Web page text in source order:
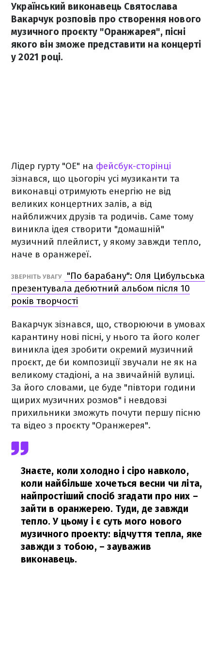
Український виконавець Святослава
Вакарчук розповів про створення нового
музичного проєкту "Оранжарея", пісні
якого він зможе представити на концерті
у 2021 році.
Лідер гурту "ОЕ" на фейсбук-сторінці
зізнався, що цьогоріч усі музиканти та
виконавці отримують енергію не від
великих концертних залів, а від
найближчих друзів та родичів. Саме тому
виникла ідея створити "домашній"
музичний плейлист, у якому завжди тепло,
наче в оранжереї.
ЗВЕРНІТЬ УВАГУ
"По барабану": Оля Цибульська
презентувала дебютний альбом після 10
років творчості
Вакарчук зізнався, що, створюючи в умовах
карантину нові пісні, у нього та його колег
виникла ідея зробити окремий музичний
проєкт, де би композиції звучали не як на
великому стадіоні, а на звичайній вулиці.
За його словами, це буде "півтори години
щирих музичних розмов" і невдовзі
прихильники зможуть почути першу пісню
та відео з проєкту "Оранжерея".
Знаєте, коли холодно і сіро навколо,
коли найбільше хочеться весни чи літа,
найпростіший спосіб згадати про них –
зайти в оранжерею. Туди, де завжди
тепло. У цьому і є суть мого нового
музичного проекту: відчуття тепла, яке
завжди з тобою, – зауважив
виконавець.